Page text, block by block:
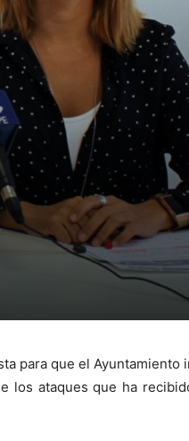
para que el Ayuntamiento
los ataques que ha